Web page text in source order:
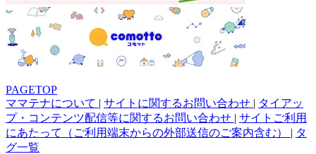
PAGETOP
ママテナについて | サイトに関するお問い合わせ | タイアッ
プ・コンテンツ配信等に関するお問い合わせ | サイトご利用
にあたって（ご利用端末からの外部送信のご案内含む） | タ
グ一覧